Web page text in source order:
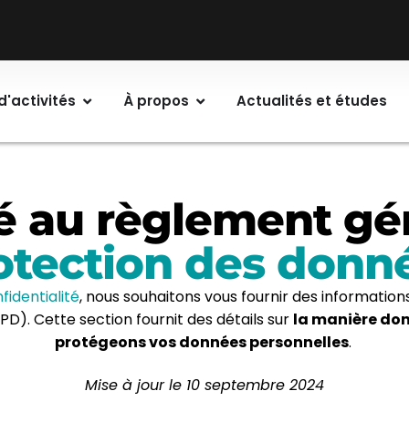
À propos Actualités et études
au règlement
des
, nous souhaitons vous fournir des
Cette section fournit des détails sur la manière
protégeons vos données personnelles.
Mise à jour le 10 septembre 2024